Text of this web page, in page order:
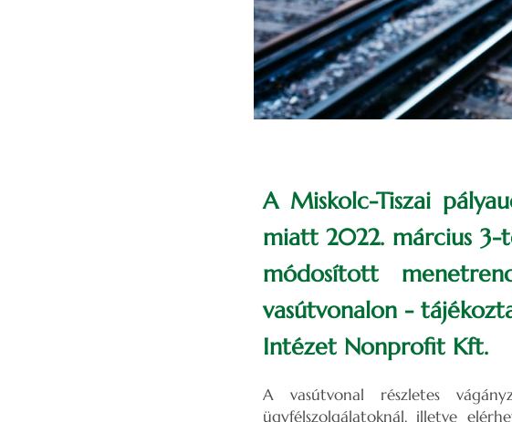
A Miskolc-Tiszai
miatt 2022. március 3-
módosított
vasútvonalon -
Intézet Nonprofit Kft.
A vasútvonal részletes
ügyfélszolgálatoknál, illetve